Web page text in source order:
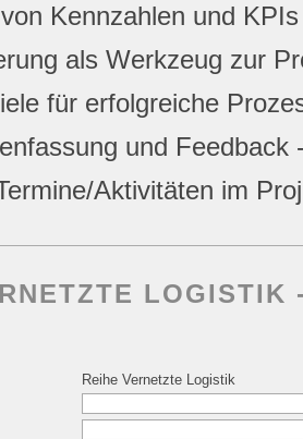
Kennzahlen und
als Werkzeug zur
für erfolgreiche
und Feedback
Aktivitäten im
Reihe Vernetzte Logistik